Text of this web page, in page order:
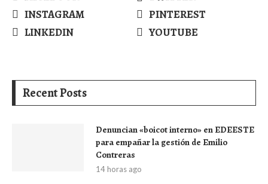
INSTAGRAM
PINTEREST
LINKEDIN
YOUTUBE
Recent Posts
Denuncian «boicot interno» en EDEESTE
para empañar la gestión de Emilio
Contreras
14 horas ago